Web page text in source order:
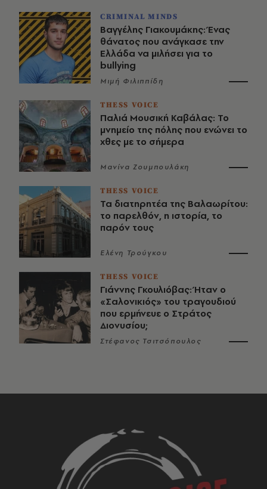
CRIMINAL MINDS
Βαγγέλης Γιακουμάκης: Ένας
θάνατος που ανάγκασε την
Ελλάδα να μιλήσει για το
bullying
Μιμή Φιλιππίδη
THESS VOICE
Παλιά Μουσική Καβάλας: Το
μνημείο της πόλης που ενώνει το
χθες με το σήμερα
Μανίνα Ζουμπουλάκη
THESS VOICE
Τα διατηρητέα της Βαλαωρίτου:
το παρελθόν, η ιστορία, το
παρόν τους
Ελένη Τρούγκου
THESS VOICE
Γιάννης Γκουλιόβας: Ήταν ο
«Σαλονικιός» του τραγουδιού
που ερμήνευε ο Στράτος
Διονυσίου;
Στέφανος Τσιτσόπουλος